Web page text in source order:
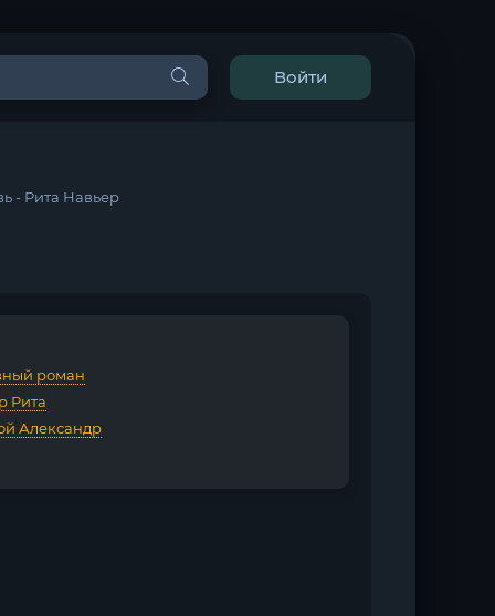
Войти
- Рита Навьер
роман
Рита
Александр